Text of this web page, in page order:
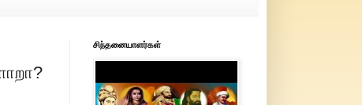
சிந்தனையாளர்கள்